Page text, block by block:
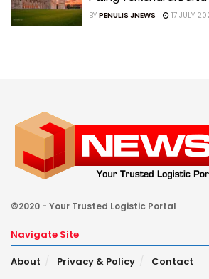
BY PENULIS JNEWS 17 JULY
©2020 - Your Trusted Logistic Portal
Navigate Site
About
Privacy & Policy Contact